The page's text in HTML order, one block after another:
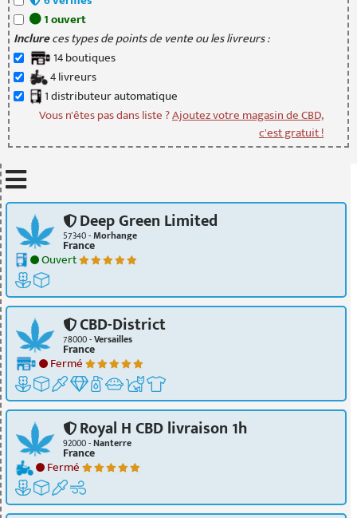
1ouvert
Inclureces types de points de vente ou les livreurs :
14boutiques
4livreurs
1distributeurautomatique
Vous n'êtes pas dans liste ?Ajoutez votre magasin de CBD,
c'est gratuit !
Deep Green Limited
57340 -Morhange
France
Ouvert
CBD-District
78000 -Versailles
France
Fermé
Royal H CBD livraison 1h
92000 -Nanterre
France
Fermé